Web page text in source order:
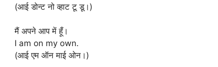
(आई डोन्ट नो व्हाट टू डू।)
मैं अपने आप में हूँ।
I am on my own.
(आई एम ऑन माई ओन।)